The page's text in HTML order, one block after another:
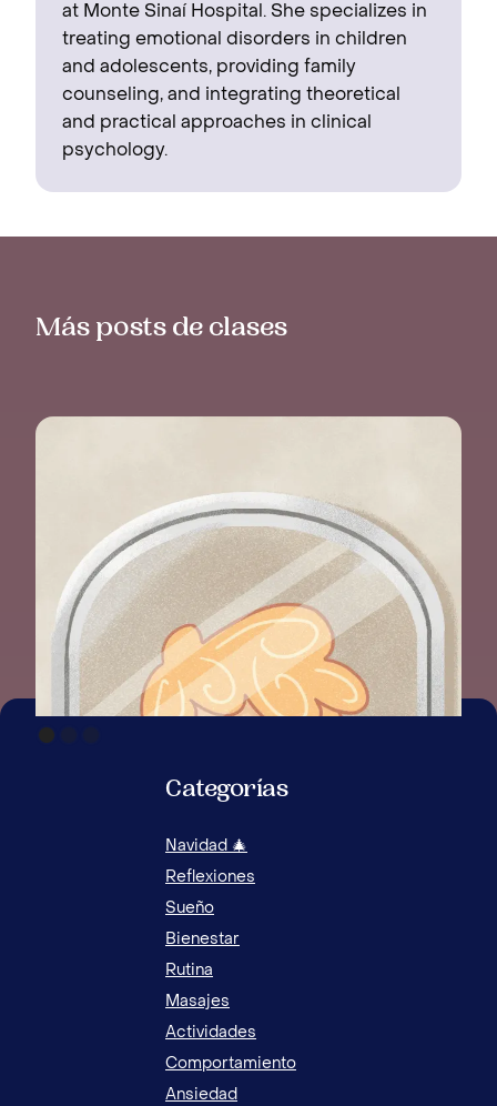
at Monte Sinaí Hospital. She specializes in
treating emotional disorders in children
and adolescents, providing family
counseling, and integrating theoretical
and practical approaches in clinical
psychology.
Más posts de clases
Categorías
Navidad 🎄
Reflexiones
Sueño
Bienestar
Rutina
Masajes
Actividades
Comportamiento
Ansiedad